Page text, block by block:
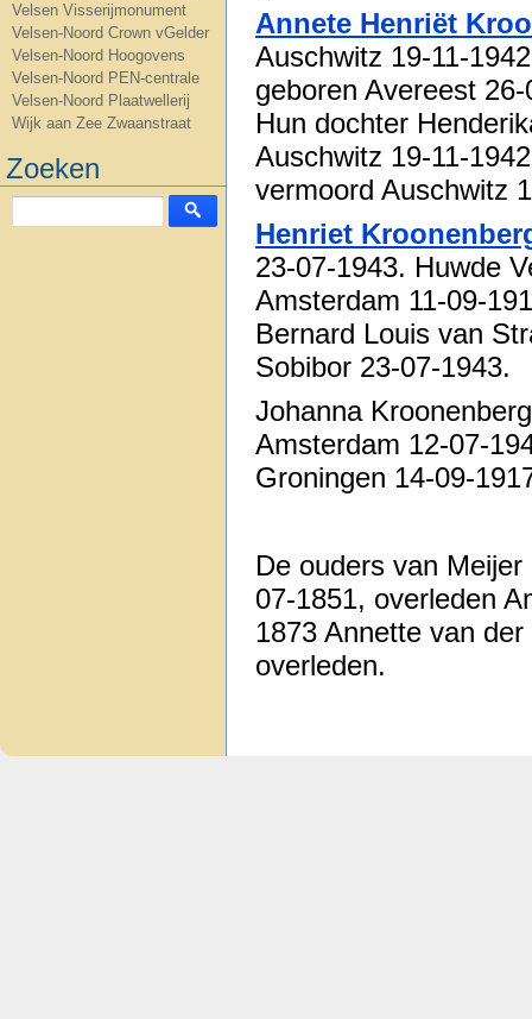
Velsen Visserijmonument
Velsen-Noord Crown vGelder
Velsen-Noord Hoogovens
Velsen-Noord PEN-centrale
Velsen-Noord Plaatwellerij
Wijk aan Zee Zwaanstraat
Zoeken
Annete Henriët
Auschwitz 19-11-
geboren Avereest
Hun dochter
Auschwitz 19-11-
vermoord Auschwitz
Henriet
23-07-1943. Huwde
Amsterdam 11-09-
Bernard Louis van
Sobibor 23-07-1943.
Johanna
Amsterdam 12-07-
Groningen 14-09-
De ouders van
07-1851, overleden
1873 Annette van
overleden.